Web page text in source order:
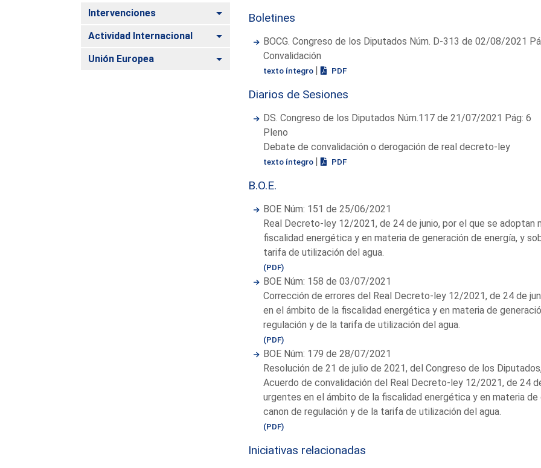
Intervenciones Alternar
Actividad Internacional Alternar
Unión Europea Alternar
Boletines
BOCG. Congreso de los Diputados Núm. D-313 de 02/08/2021
Convalidación
texto íntegro | PDF
Diarios de Sesiones
DS. Congreso de los Diputados Núm.117 de 21/07/2021 Pág: 6
Pleno
Debate de convalidación o derogación de real decreto-ley
texto íntegro | PDF
B.O.E.
BOE Núm: 151 de 25/06/2021
Real Decreto-ley 12/2021, de 24 de junio, por el que se adoptan
fiscalidad energética y en materia de generación de energía, y
tarifa de utilización del agua.
(PDF)
BOE Núm: 158 de 03/07/2021
Corrección de errores del Real Decreto-ley 12/2021, de 24 de
en el ámbito de la fiscalidad energética y en materia de
regulación y de la tarifa de utilización del agua.
(PDF)
BOE Núm: 179 de 28/07/2021
Resolución de 21 de julio de 2021, del Congreso de los
Acuerdo de convalidación del Real Decreto-ley 12/2021, de 24
urgentes en el ámbito de la fiscalidad energética y en materia
canon de regulación y de la tarifa de utilización del agua.
(PDF)
Iniciativas relacionadas